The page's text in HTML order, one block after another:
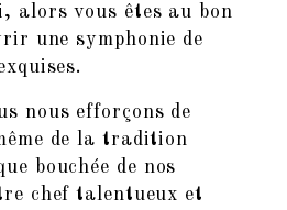
alors vous êtes au bon
une symphonie de
nous efforçons de
de la tradition
bouchée de nos
chef talentueux et